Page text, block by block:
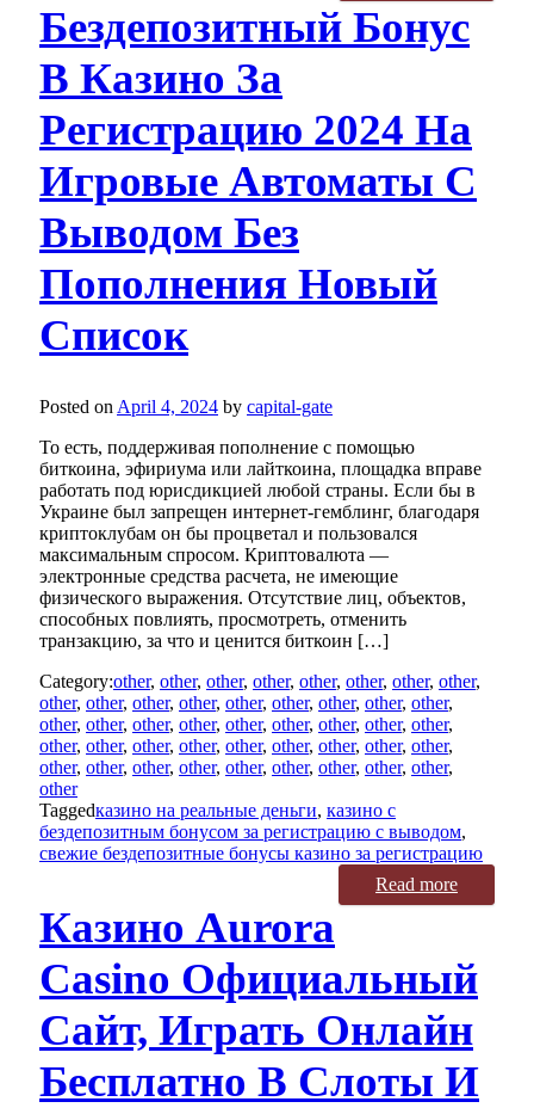
Бездепозитный Бонус
В Казино За
Регистрацию 2024 На
Игровые Автоматы С
Выводом Без
Пополнения Новый
Список
Posted on April 4, 2024 by capital-gate
То есть, поддерживая пополнение с помощью
биткоина, эфириума или лайткоина, площадка вправе
работать под юрисдикцией любой страны. Если бы в
Украине был запрещен интернет-гемблинг, благодаря
криптоклубам он бы процветал и пользовался
максимальным спросом. Криптовалюта —
электронные средства расчета, не имеющие
физического выражения. Отсутствие лиц, объектов,
способных повлиять, просмотреть, отменить
транзакцию, за что и ценится биткоин […]
Category:other, other, other, other, other, other, other, other,
other, other, other, other, other, other, other, other, other,
other, other, other, other, other, other, other, other, other,
other, other, other, other, other, other, other, other, other,
other, other, other, other, other, other, other, other, other,
other
Taggedказино на реальные деньги, казино с
бездепозитным бонусом за регистрацию с выводом,
свежие бездепозитные бонусы казино за регистрацию
Read more
Казино Aurora
Casino Официальный
Сайт, Играть Онлайн
Бесплатно В Слоты И